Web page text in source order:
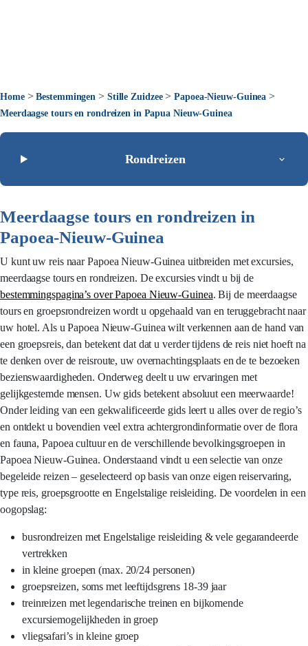
Home>Bestemmingen > Stille Zuidzee>Papoea-Nieuw-Guinea >
Meerdaagse tours en rondreizen in Papua Nieuw-Guinea
Rondreizen
Meerdaagse tours en rondreizen in
Papoea-Nieuw-Guinea
U kunt uw reis naar Papoea Nieuw-Guinea uitbreiden met excursies,
meerdaagse tours en rondreizen. De excursies vindt u bij de
bestemmingspagina’s over Papoea Nieuw-Guinea. Bij de meerdaagse
tours en groepsrondreizen wordt u opgehaald van en teruggebracht naar
uw hotel. Als u Papoea Nieuw-Guinea wilt verkennen aan de hand van
een groepsreis, dan betekent dat dat u verder tijdens de reis niet hoeft na
te denken over de reisroute, uw overnachtingsplaats en de te bezoeken
bezienswaardigheden. Onderweg deelt u uw ervaringen met
gelijkgestemde mensen. Uw gids betekent absoluut een meerwaarde!
Onder leiding van een gekwalificeerde gids leert u alles over de regio’s
en ontdekt u bovendien veel extra achtergrondinformatie over de flora
en fauna, Papoea cultuur en de verschillende bevolkingsgroepen in
Papoea Nieuw-Guinea. Onderstaand vindt u een selectie van onze
begeleide reizen – geselecteerd op basis van onze eigen reiservaring,
type reis, groepsgrootte en Engelstalige reisleiding. De voordelen in een
oogopslag:
busrondreizen met Engelstalige reisleiding & vele gegarandeerde
vertrekken
in kleine groepen (max. 20/24 personen)
groepsreizen, soms met leeftijdsgrens 18-39 jaar
treinreizen met legendarische treinen en bijkomende
excursiemogelijkheden in groep
vliegsafari’s in kleine groep